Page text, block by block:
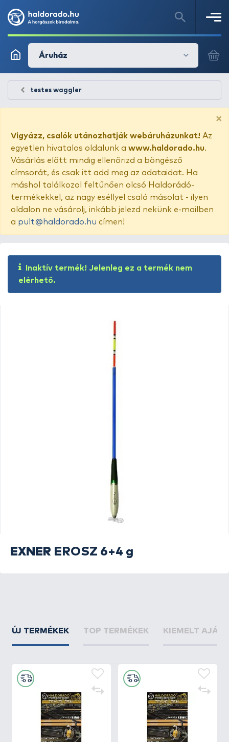
Áruház
testes waggler
×
Vigyázz, csalók utánozhatják webáruházunkat! Az
egyetlen hivatalos oldalunk a www.haldorado.hu.
Vásárlás előtt mindig ellenőrizd a böngésző
címsorát, és csak itt add meg az adataidat. Ha
máshol találkozol feltűnően olcsó Haldorádó-
termékekkel, az nagy eséllyel csaló másolat - ilyen
oldalon ne vásárolj, inkább jelezd nekünk e-mailben
a pult@haldorado.hu címen!
Inaktív termék! Jelenleg ez a termék nem
elérhető.
EXNER EROSZ 6+4 g
ÚJ TERMÉKEK TOP TERMÉKEK KIEMELT